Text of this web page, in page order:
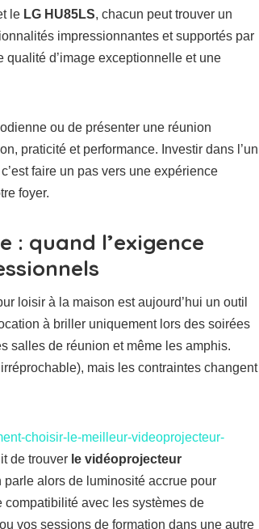
le LG HU85LS, chacun peut trouver un
impressionnantes et supportés par
d’image exceptionnelle et une
ou de présenter une réunion
praticité et performance. Investir dans l’un
faire un pas vers une expérience
foyer.
quand l’exigence
loisir à la maison est aujourd’hui un outil
à briller uniquement lors des soirées
salles de réunion et même les amphis.
mais les contraintes changent
choisir-le-meilleur-videoprojecteur-
de trouver le vidéoprojecteur
parle alors de luminosité accrue pour
avec les systèmes de
vos sessions de formation dans une autre